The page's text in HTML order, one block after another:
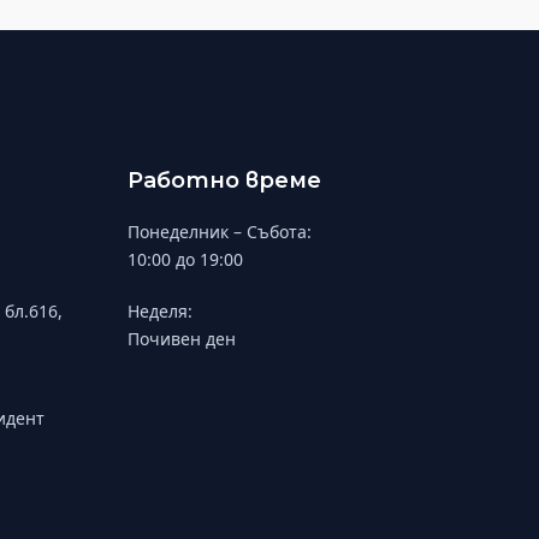
Работно време
Понеделник – Събота:
10:00 до 19:00
Неделя:
Почивен ден